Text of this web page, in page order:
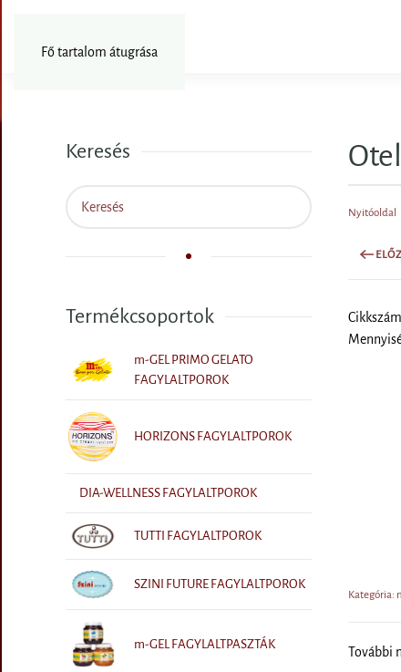
Fő tartalom átugrása
Nyitóoldal
Kategória:
További
Keresés
Termékcsoportok
m-GEL PRIMO GELATO
FAGYLALTPOROK
HORIZONS FAGYLALTPOROK
DIA-WELLNESS FAGYLALTPOROK
TUTTI FAGYLALTPOROK
SZINI FUTURE FAGYLALTPOROK
m-GEL FAGYLALTPASZTÁK